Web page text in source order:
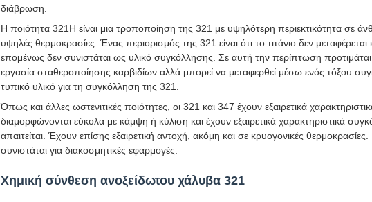
διάβρωση.
Η ποιότητα 321H είναι μια τροποποίηση της 321 με υψηλότερη περιεκτικότητα σε
υψηλές θερμοκρασίες. Ένας περιορισμός της 321 είναι ότι το τιτάνιο δεν
επομένως δεν συνιστάται ως υλικό συγκόλλησης. Σε αυτή την περίπτωση προτιμάται
εργασία σταθεροποίησης καρβιδίων αλλά μπορεί να μεταφερθεί μέσω ενός τόξου
τυπικό υλικό για τη συγκόλληση της 321.
Όπως και άλλες ωστενιτικές ποιότητες, οι 321 και 347 έχουν εξαιρετικά
διαμορφώνονται εύκολα με κάμψη ή κύλιση και έχουν εξαιρετικά χαρακτηριστικά
απαιτείται. Έχουν επίσης εξαιρετική αντοχή, ακόμη και σε κρυογονικές
συνιστάται για διακοσμητικές εφαρμογές.
Χημική σύνθεση ανοξείδωτου χάλυβα 321